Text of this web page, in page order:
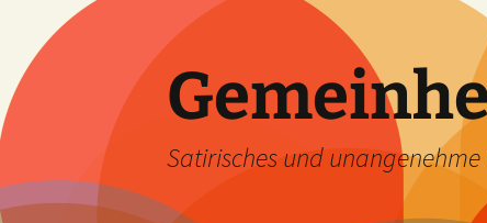
Inhalt
springen
Satirisches und